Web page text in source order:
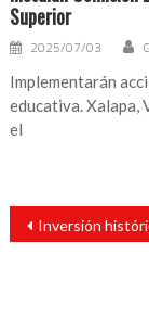
Superior
2025/07/03
Implementarán
educativa. Xalapa,
el
Navegación
entradas
Inversión histórica de Grupo Modelo en Tierra